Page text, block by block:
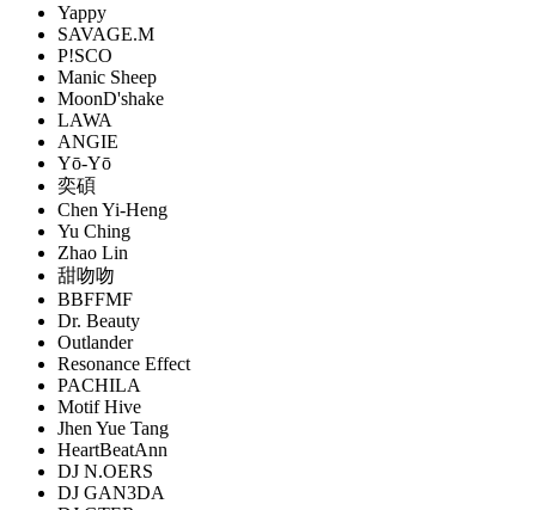
Yappy
SAVAGE.M
P!SCO
Manic Sheep
MoonD'shake
LAWA
ANGIE
Yō-Yō
奕碩
Chen Yi-Heng
Yu Ching
Zhao Lin
甜吻吻
BBFFMF
Dr. Beauty
Outlander
Resonance Effect
PACHILA
Motif Hive
Jhen Yue Tang
HeartBeatAnn
DJ N.OERS
DJ GAN3DA